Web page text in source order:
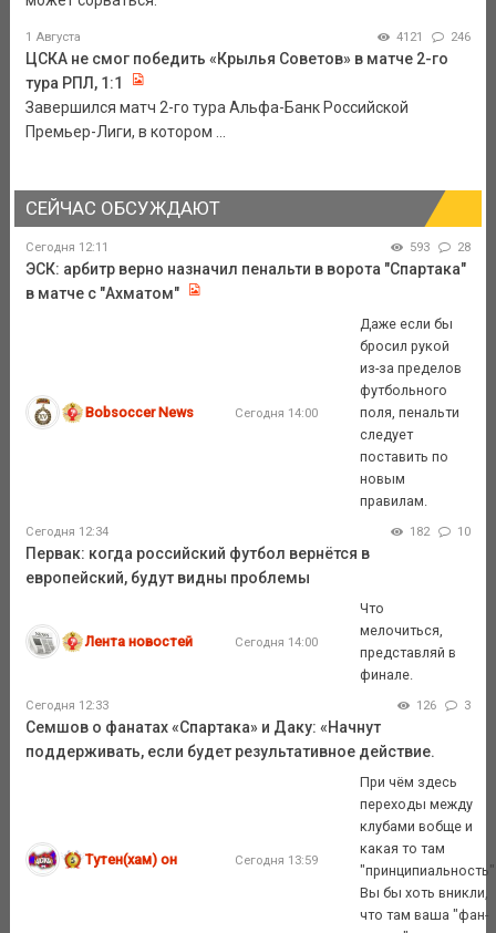
1 Августа 4121 246
ЦСКА не смог победить «Крылья Советов» в матче 2-го
тура РПЛ, 1:1
Завершился матч 2-го тура Альфа-Банк Российской
Премьер-Лиги, в котором ...
СЕЙЧАС ОБСУЖДАЮТ
Сегодня 12:11 593 28
ЭСК: арбитр верно назначил пенальти в ворота "Спартака"
в матче с "Ахматом"
Bobsoccer News Сегодня 14:00
Даже если бы
бросил рукой
из-за пределов
футбольного
поля, пенальти
следует
поставить по
новым
правилам.
Сегодня 12:34 182 10
Первак: когда российский футбол вернётся в
европейский, будут видны проблемы
Лента новостей Сегодня 14:00
Что
мелочиться,
представляй в
финале.
Сегодня 12:33 126 3
Семшов о фанатах «Спартака» и Даку: «Начнут
поддерживать, если будет результативное действие.
Тутен(хам) он Сегодня 13:59
При чём здесь
переходы между
клубами вобще и
какая то там
Вы бы хоть вникли,
что там ваша "фан-